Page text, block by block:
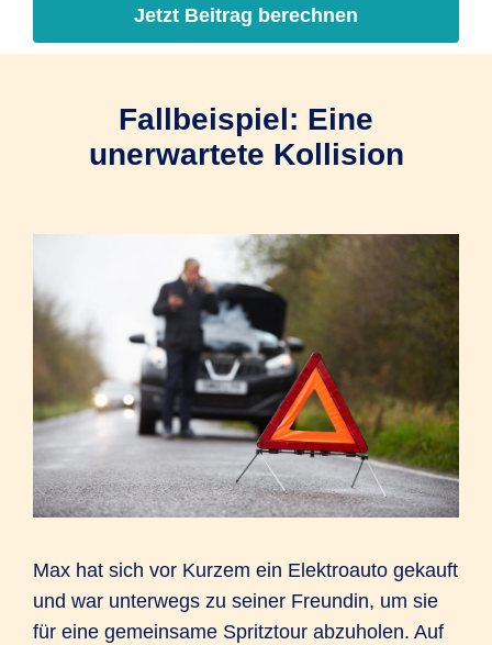
Jetzt Beitrag berechnen
Fallbeispiel: Eine
unerwartete Kollision
Max hat sich vor Kurzem ein Elektroauto gekauft
und war unterwegs zu seiner Freundin, um sie
für eine gemeinsame Spritztour abzuholen. Auf